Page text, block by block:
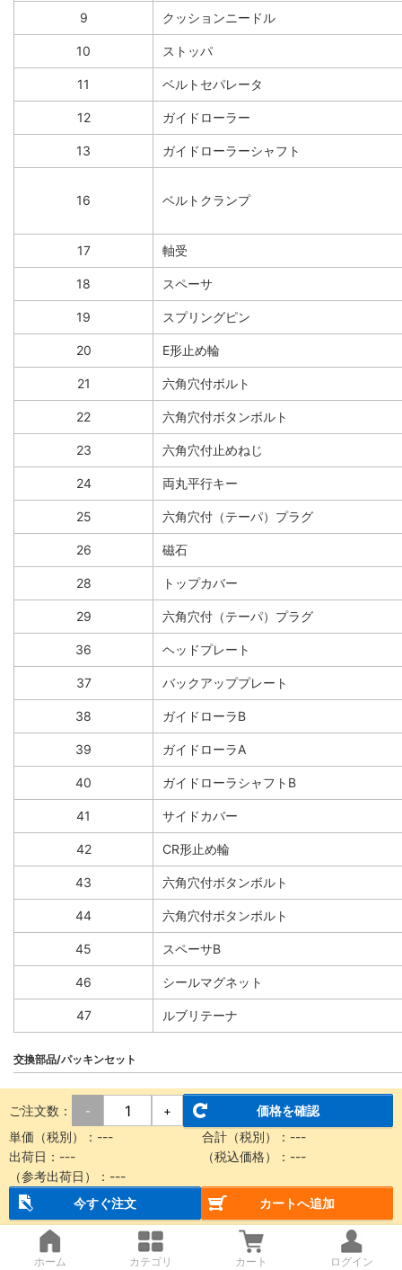
9 クッションニードル
10 ストッパ
11 ベルトセパレータ
12 ガイドローラー
13 ガイドローラーシャフト
16 ベルトクランプ
17 軸受
18 スペーサ
19 スプリングピン
20 E形止め輪
21 六角穴付ボルト
22 六角穴付ボタンボルト
23 六角穴付止めねじ
24 両丸平行キー
25 六角穴付（テーパ）プラグ
26 磁石
28 トップカバー
29 六角穴付（テーパ）プラグ
36 ヘッドプレート
37 バックアッププレート
38 ガイドローラB
39 ガイドローラA
40 ガイドローラシャフトB
41 サイドカバー
42 CR形止め輪
43 六角穴付ボタンボルト
44 六角穴付ボタンボルト
45 スペーサB
46 シールマグネット
47 ルブリテーナ
交換部品/パッキンセット
番号 部品名
シールベルト
15 ダストシールバンド
27 サイドスクレーパ
Oリング
ご注文数： - +
価格を確認
単価（税別）： --- 合計（税別）： ---
出荷日： --- （税込価格）： ---
（参考出荷日）： ---
今すぐ注文
カートへ追加
ホーム カテゴリ カート ログイン